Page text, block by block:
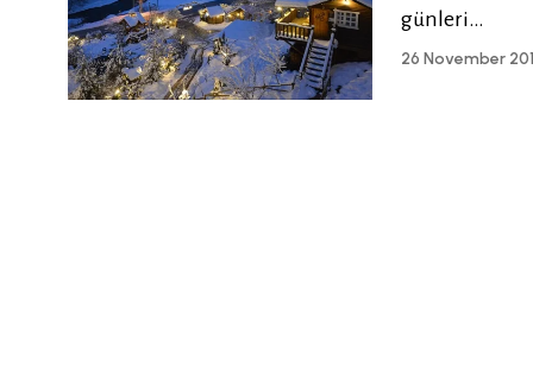
günleri…
26 November